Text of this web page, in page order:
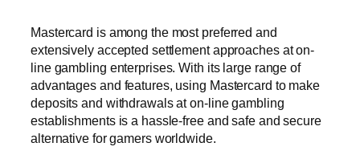
Mastercard is among the most preferred and
extensively accepted settlement approaches at on-
line gambling enterprises. With its large range of
advantages and features, using Mastercard to make
deposits and withdrawals at on-line gambling
establishments is a hassle-free and safe and secure
alternative for gamers worldwide.